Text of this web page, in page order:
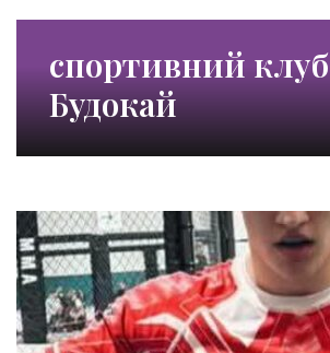
спортивний клуб
Будокай